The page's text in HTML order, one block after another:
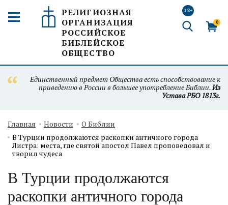
РЕЛИГИОЗНАЯ
ОРГАНИЗАЦИЯ
РОССИЙСКОЕ
БИБЛЕЙСКОЕ
ОБЩЕСТВО
12+
0
Единственный предмет Общества есть способствование к
приведению в России в большее употребление Библии.Из
Устава РБО 1813г.
Главная Новости
О Библии
В Турции продолжаются раскопки античного города
Листра: места, где святой апостол Павел проповедовал и
творил чудеса
В Турции продолжаются
раскопки античного города